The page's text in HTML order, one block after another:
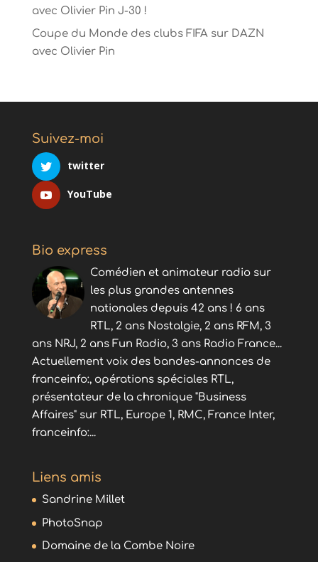
avec Olivier Pin J-30 !
Coupe du Monde des clubs FIFA sur DAZN
avec Olivier Pin
Suivez-moi
twitter
YouTube
Bio express
Comédien et animateur radio sur
les plus grandes antennes
nationales depuis 42 ans ! 6 ans
RTL, 2 ans Nostalgie, 2 ans RFM, 3
ans NRJ, 2 ans Fun Radio, 3 ans Radio France...
Actuellement voix des bandes-annonces de
franceinfo:, opérations spéciales RTL,
présentateur de la chronique "Business
Affaires" sur RTL, Europe 1, RMC, France Inter,
franceinfo:...
Liens amis
Sandrine Millet
PhotoSnap
Domaine de la Combe Noire